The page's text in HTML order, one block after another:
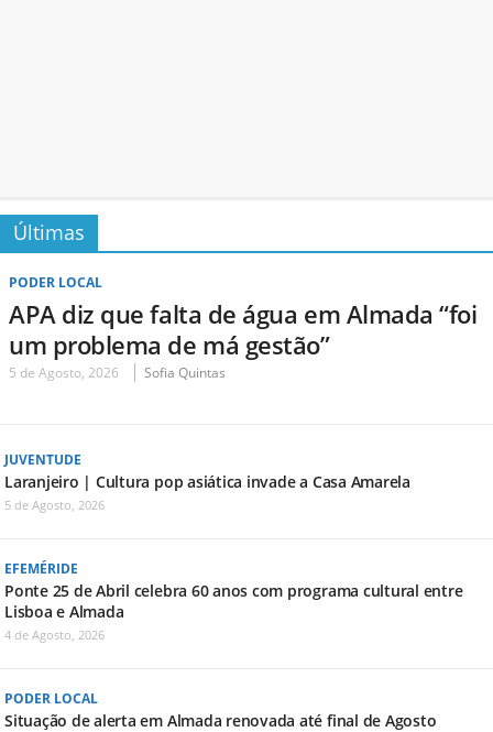
Últimas
PODER LOCAL
APA diz que falta de água em Almada “foi
um problema de má gestão”
5 de Agosto, 2026 Sofia Quintas
JUVENTUDE
Laranjeiro | Cultura pop asiática invade a Casa Amarela
5 de Agosto, 2026
EFEMÉRIDE
Ponte 25 de Abril celebra 60 anos com programa cultural entre
Lisboa e Almada
4 de Agosto, 2026
PODER LOCAL
Situação de alerta em Almada renovada até final de Agosto